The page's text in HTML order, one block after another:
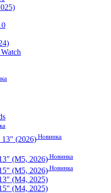
(2026) Новинка
(M5, 2026) Новинка
(M5, 2026) Новинка
(M4, 2025)
(M4, 2025)